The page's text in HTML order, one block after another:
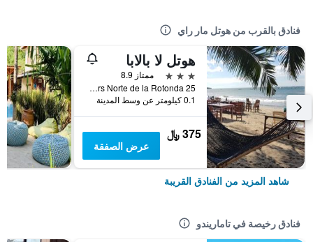
فنادق بالقرب من هوتل مار راي
هوتل لا بالابا
3 نجوم
ممتاز 8.9
25 Meters Norte de la Rotonda, تاماريندو, كوستاريكا
0.1 كيلومتر عن وسط المدينة
375 ﷼
عرض الصفقة
شاهد المزيد من الفنادق القريبة
فنادق رخيصة في تاماريندو